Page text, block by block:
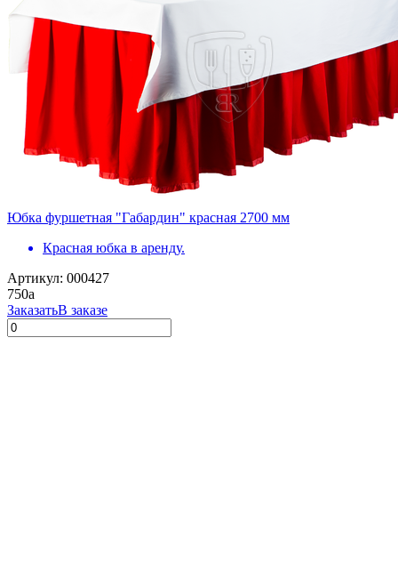
Юбка фуршетная "Габардин" красная 2700 мм
Красная юбка в аренду.
Артикул: 000427
750a
ЗаказатьВ заказе